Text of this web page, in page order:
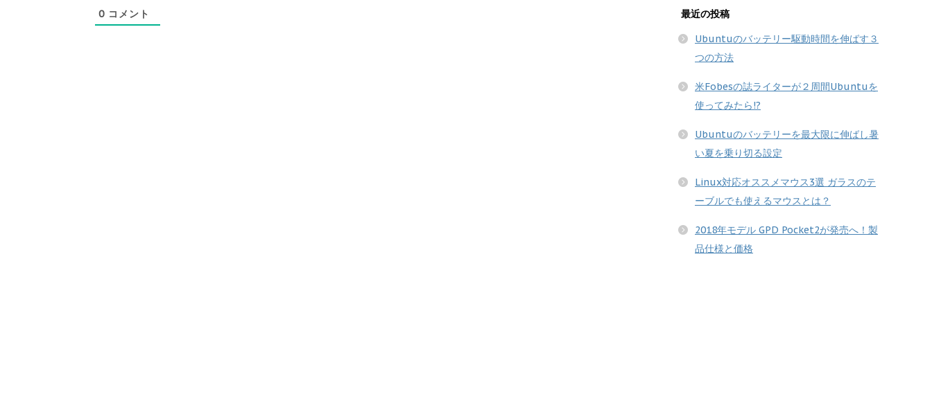
0 コメント
最近の投稿
Ubuntuのバッテリー駆動時間を伸ばす３
つの方法
米Fobesの誌ライターが２周間Ubuntuを
使ってみたら!?
Ubuntuのバッテリーを最大限に伸ばし暑
い夏を乗り切る設定
Linux対応オススメマウス3選 ガラスのテ
ーブルでも使えるマウスとは？
2018年モデル GPD Pocket2が発売へ！製
品仕様と価格